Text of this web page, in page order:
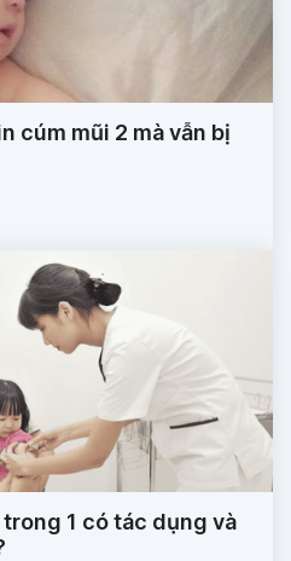
cúm mũi 2 mà vẫn bị
1 có tác dụng và